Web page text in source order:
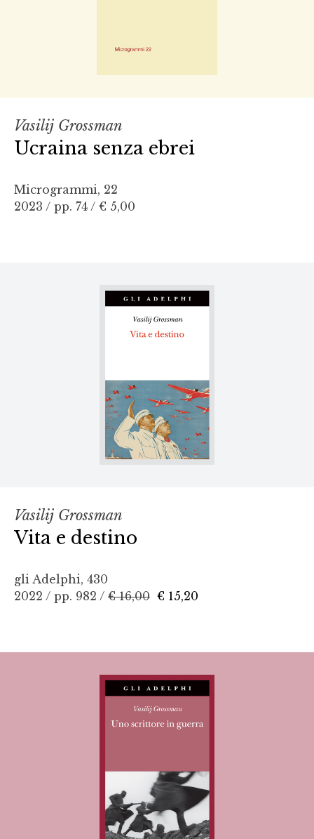
Vasilij Grossman
Ucraina senza ebrei
Microgrammi, 22
2023 / pp. 74 / € 5,00
Vasilij Grossman
Vita e destino
gli Adelphi, 430
2022 / pp. 982 / € 16,00 € 15,20